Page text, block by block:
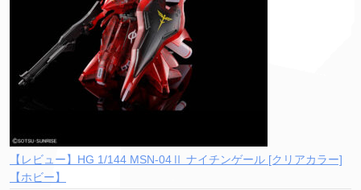
【レビュー】HG 1/144 MSN-04Ⅱ ナイチンゲール [クリアカラー]
【ホビー】